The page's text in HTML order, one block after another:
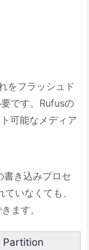
をフラッシュド
です。Rufusの
可能なメディア
書き込みプロセ
いなくても、
ます。
Partition